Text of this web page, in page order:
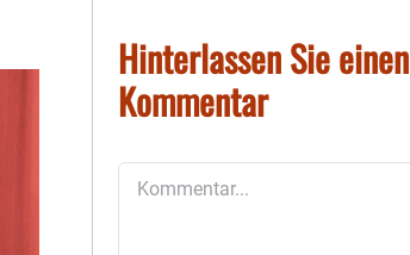
Hinterlassen Sie einen
Kommentar